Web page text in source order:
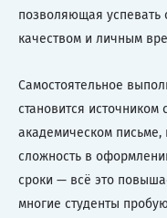
позволяющая успевать
качеством и личным
Самостоятельное
становится источником
академическом письме,
сложность в
сроки — всё это
многие студенты